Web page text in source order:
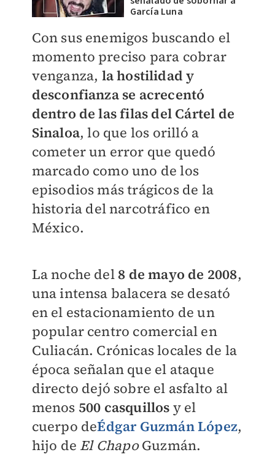
García Luna
Con sus enemigos buscando el
momento preciso para cobrar
venganza, la hostilidad y
desconfianza se acrecentó
dentro de las filas del Cártel de
Sinaloa, lo que los orilló a
cometer un error que quedó
marcado como uno de los
episodios más trágicos de la
historia del narcotráfico en
México.
La noche del 8 de mayo de 2008,
una intensa balacera se desató
en el estacionamiento de un
popular centro comercial en
Culiacán. Crónicas locales de la
época señalan que el ataque
directo dejó sobre el asfalto al
menos 500 casquillos y el
cuerpo deÉdgar Guzmán López,
hijo de El ChapoGuzmán.